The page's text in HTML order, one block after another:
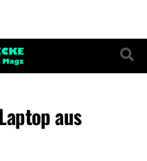
aus